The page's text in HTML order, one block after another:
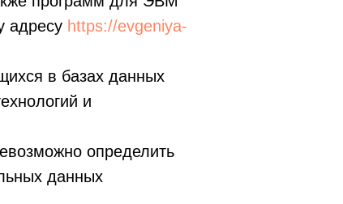
адресу https://evgeniya-
в базах данных
и
определить
данных